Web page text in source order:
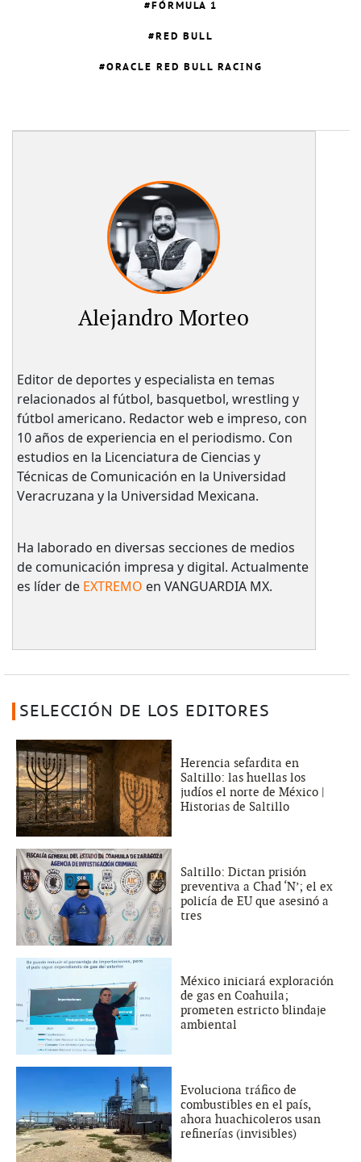
FÓRMULA 1
RED BULL
ORACLE RED BULL RACING
Alejandro Morteo
Editor de deportes y especialista en temas
relacionados al fútbol, basquetbol, wrestling y
fútbol americano. Redactor web e impreso, con
10 años de experiencia en el periodismo. Con
estudios en la Licenciatura de Ciencias y
Técnicas de Comunicación en la Universidad
Veracruzana y la Universidad Mexicana.
Ha laborado en diversas secciones de medios
de comunicación impresa y digital. Actualmente
es líder de EXTREMO en VANGUARDIA MX.
SELECCIÓN DE LOS EDITORES
Herencia sefardita en
Saltillo: las huellas los
judíos el norte de México |
Historias de Saltillo
Saltillo: Dictan prisión
preventiva a Chad ‘N’; el ex
policía de EU que asesinó a
tres
México iniciará exploración
de gas en Coahuila;
prometen estricto blindaje
ambiental
Evoluciona tráfico de
combustibles en el país,
ahora huachicoleros usan
refinerías (invisibles)